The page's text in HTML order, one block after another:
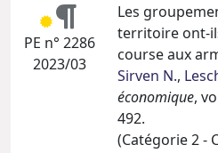
PE n° 2286
2023/03
Les
territoire ont-
course aux
Sirven N.,
économique,
492.
(Catégorie 2 -